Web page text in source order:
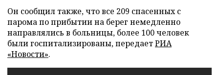
Он сообщил также, что все 209 спасенных с
парома по прибытии на берег немедленно
направлялись в больницы, более 100 человек
были госпитализированы, передаетРИА
«Новости».